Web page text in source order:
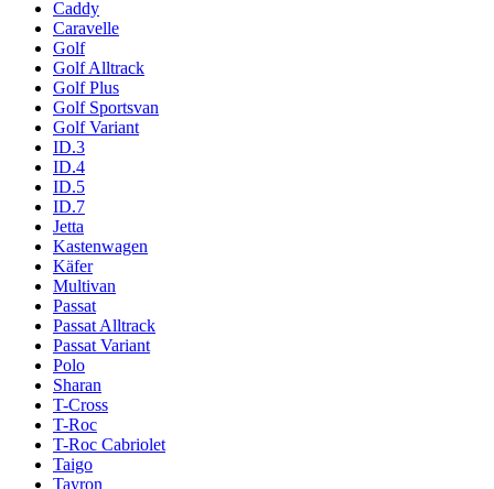
Caddy
Caravelle
Golf
Golf Alltrack
Golf Plus
Golf Sportsvan
Golf Variant
ID.3
ID.4
ID.5
ID.7
Jetta
Kastenwagen
Käfer
Multivan
Passat
Passat Alltrack
Passat Variant
Polo
Sharan
T-Cross
T-Roc
T-Roc Cabriolet
Taigo
Tayron